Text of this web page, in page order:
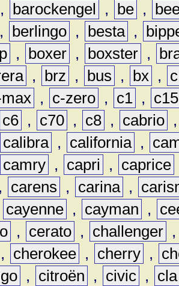
, barockengel , be ,
, berlingo , besta ,
, boxer , boxster ,
, brz , bus , bx ,
c
, c-zero , c1 ,
c15
c6 , c70 , c8 , cabrio
calibra , california ,
camry , capri , caprice
, carens , carina ,
cayenne , cayman ,
, cerato , challenger
, cherokee , cherry ,
, citroën , civic ,
cla